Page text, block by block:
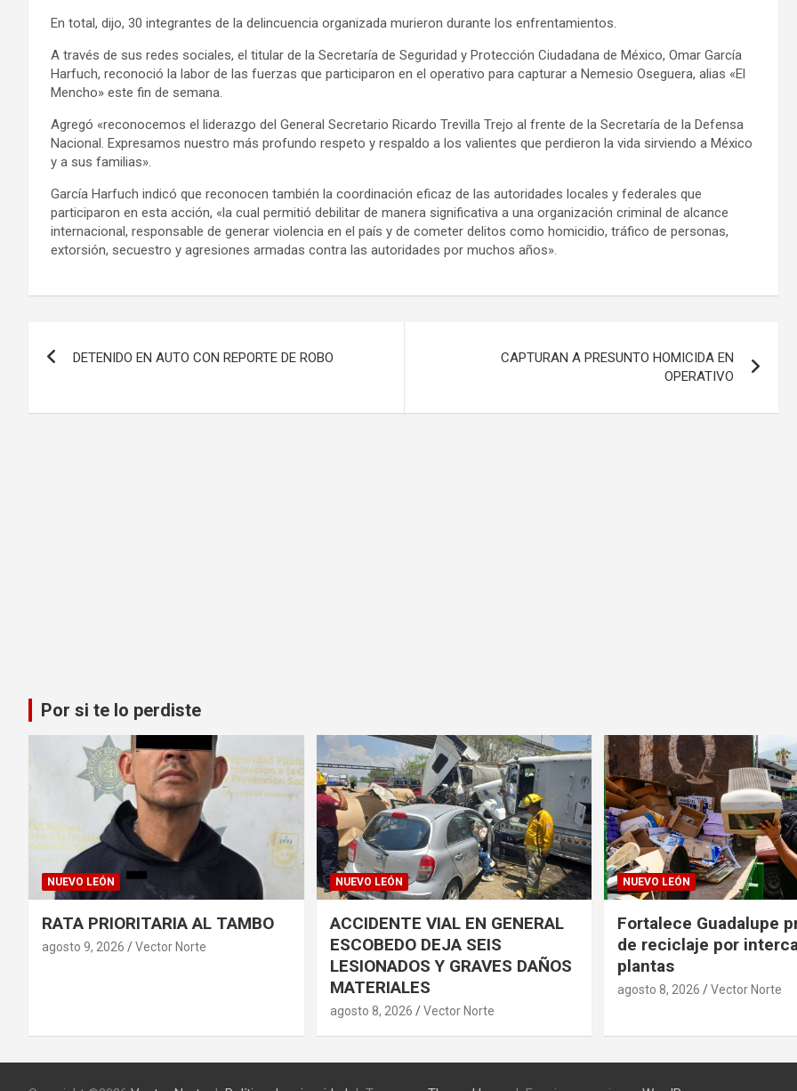
En total, dijo, 30 integrantes de la delincuencia organizada murieron durante los enfrentamientos.
A través de sus redes sociales, el titular de la Secretaría de Seguridad y Protección Ciudadana de México, Omar García
Harfuch, reconoció la labor de las fuerzas que participaron en el operativo para capturar a Nemesio Oseguera, alias «El
Mencho» este fin de semana.
Agregó «reconocemos el liderazgo del General Secretario Ricardo Trevilla Trejo al frente de la Secretaría de la Defensa
Nacional. Expresamos nuestro más profundo respeto y respaldo a los valientes que perdieron la vida sirviendo a México
y a sus familias».
García Harfuch indicó que reconocen también la coordinación eficaz de las autoridades locales y federales que
participaron en esta acción, «la cual permitió debilitar de manera significativa a una organización criminal de alcance
internacional, responsable de generar violencia en el país y de cometer delitos como homicidio, tráfico de personas,
extorsión, secuestro y agresiones armadas contra las autoridades por muchos años».
entradas
DETENIDO EN AUTO CON REPORTE DE ROBO
CAPTURAN A PRESUNTO HOMICIDA EN
OPERATIVO
Por si te lo perdiste
NUEVO LEÓN
RATA PRIORITARIA AL TAMBO
agosto 9, 2026 Vector Norte
NUEVO LEÓN
ACCIDENTE VIAL EN GENERAL
ESCOBEDO DEJA SEIS
LESIONADOS Y GRAVES DAÑOS
MATERIALES
agosto 8, 2026 Vector Norte
NUEVO LEÓN
Fortalece Guadalupe
de reciclaje por
plantas
agosto 8, 2026 Vector Norte